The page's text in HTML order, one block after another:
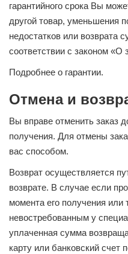
гарантийного срока Вы
другой товар, уменьшения
недостатков или возврата
соответствии с законом «О
Подробнее о гарантии.
Отмена и
Вы вправе отменить заказ
получения. Для отмены
вас способом.
Возврат осуществляется
возврате. В случае если
момента его получения или
невостребованным у
уплаченная сумма
карту или банковский счет